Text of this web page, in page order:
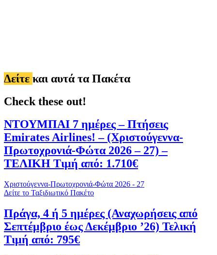
Δείτε και αυτά τα Πακέτα
Check these out!
ΝΤΟΥΜΠΑΙ 7 ημέρες – Πτήσεις
Emirates Airlines! – (Χριστούγεννα-
Πρωτοχρονιά-Φώτα 2026 – 27) –
ΤΕΛΙΚΗ Τιμή από: 1.710€
Χριστούγεννα-Πρωτοχρονιά-Φώτα 2026 - 27
Δείτε το Ταξιδιωτικό Πακέτο
Πράγα, 4 ή 5 ημέρες (Αναχωρήσεις από
Σεπτέμβριο έως Δεκέμβριο ’26) Τελική
Τιμή από: 795€